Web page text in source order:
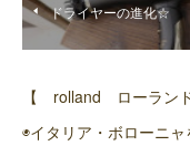
ドライヤーの進化☆
【 rolland ローランド
◉イタリア・ボローニ